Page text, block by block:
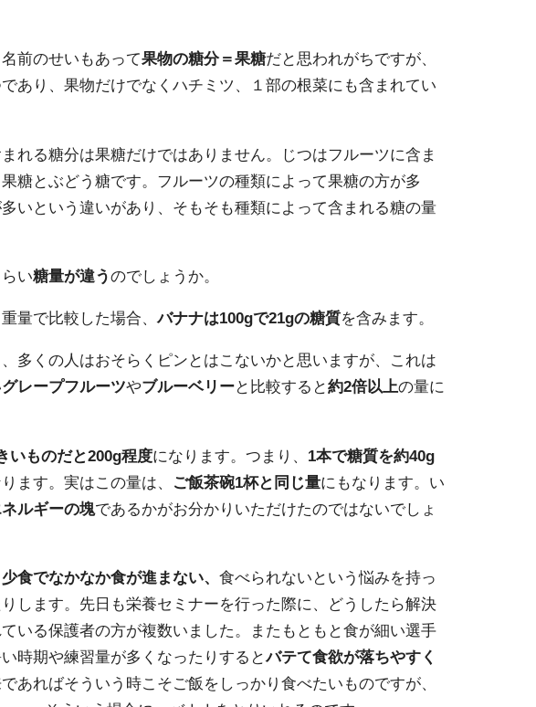
前のせいもあって果物の糖分＝果糖だと思われがちですが、
あり、果物だけでなくハチミツ、１部の根菜にも含まれてい
れる糖分は果糖だけではありません。じつはフルーツに含ま
糖とぶどう糖です。フルーツの種類によって果糖の方が多
いという違いがあり、そもそも種類によって含まれる糖の量
い糖量が違うのでしょうか。
量で比較した場合、バナナは100gで21gの糖質を含みます。
多くの人はおそらくピンとはこないかと思いますが、これは
グレープフルーツやブルーベリーと比較すると約2倍以上の量に
いものだと200g程度になります。つまり、 1本で糖質を約40g
ます。実はこの量は、 ご飯茶碗1杯と同じ量にもなります。い
ルギーの塊であるかがお分かりいただけたのではないでしょ
少食でなかなか食が進まない、 食べられないという悩みを持っ
します。先日も栄養セミナーを行った際に、どうしたら解決
いる保護者の方が複数いました。またもともと食が細い選手
時期や練習量が多くなったりするとバテて食欲が落ちやすく
あればそういう時こそご飯をしっかり食べたいものですが、